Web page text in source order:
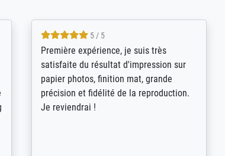
4.8 / 5
Qualité absolument irréprochable.
Extraordinaire diversité des thèmes
abordés et personnalisation des
demandes (recadrage, réajustement des
couleurs). Relation clientèle parfaite.